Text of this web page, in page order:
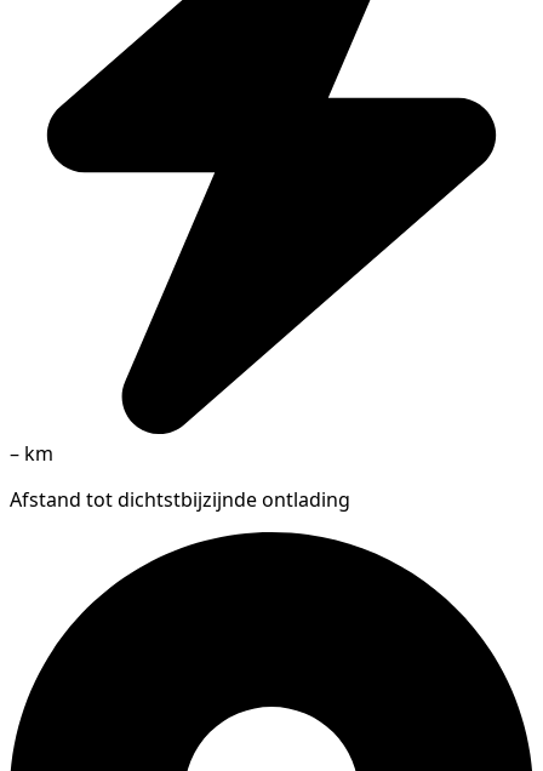
– km
Afstand tot dichtstbijzijnde ontlading